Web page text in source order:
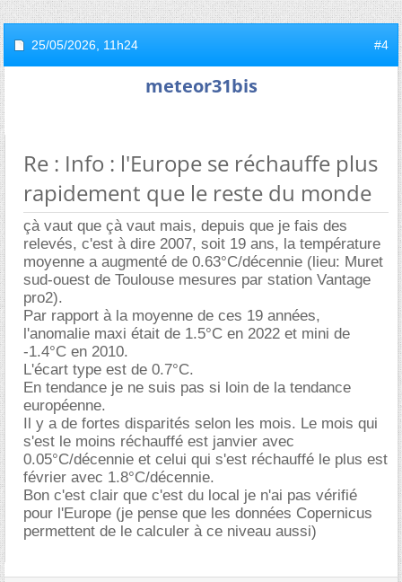
25/05/2026, 11h24 #4
meteor31bis
Re : Info : l'Europe se réchauffe plus
rapidement que le reste du monde
çà vaut que çà vaut mais, depuis que je fais des
relevés, c'est à dire 2007, soit 19 ans, la température
moyenne a augmenté de 0.63°C/décennie (lieu: Muret
sud-ouest de Toulouse mesures par station Vantage
pro2).
Par rapport à la moyenne de ces 19 années,
l'anomalie maxi était de 1.5°C en 2022 et mini de
-1.4°C en 2010.
L'écart type est de 0.7°C.
En tendance je ne suis pas si loin de la tendance
européenne.
Il y a de fortes disparités selon les mois. Le mois qui
s'est le moins réchauffé est janvier avec
0.05°C/décennie et celui qui s'est réchauffé le plus est
février avec 1.8°C/décennie.
Bon c'est clair que c'est du local je n'ai pas vérifié
pour l'Europe (je pense que les données Copernicus
permettent de le calculer à ce niveau aussi)